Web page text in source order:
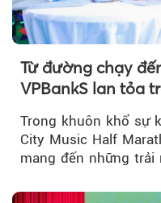
Từ đường chạy
VPBankS lan tỏa
Trong khuôn khổ sự
City Music Half
mang đến những